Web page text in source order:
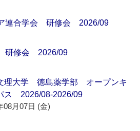
連合学会 研修会 2026/09
研修会 2026/09
理大学 徳島薬学部 オープンキ
ス 2026/08-2026/09
08月07日 (金)